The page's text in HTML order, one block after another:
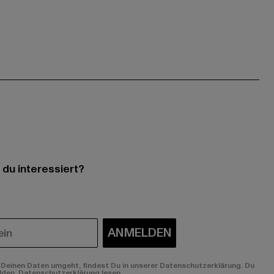
interessiert?
ANMELDEN
Daten umgeht, findest Du in unserer Datenschutzerklärung. Du